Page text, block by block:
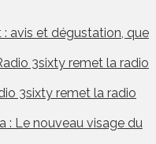
avis et dégustation, que
3sixty remet la radio
3sixty remet la radio
: Le nouveau visage du